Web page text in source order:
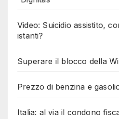
Video: Suicidio assistito,
istanti?
Superare il blocco della
Prezzo di benzina e
Italia: al via il condono